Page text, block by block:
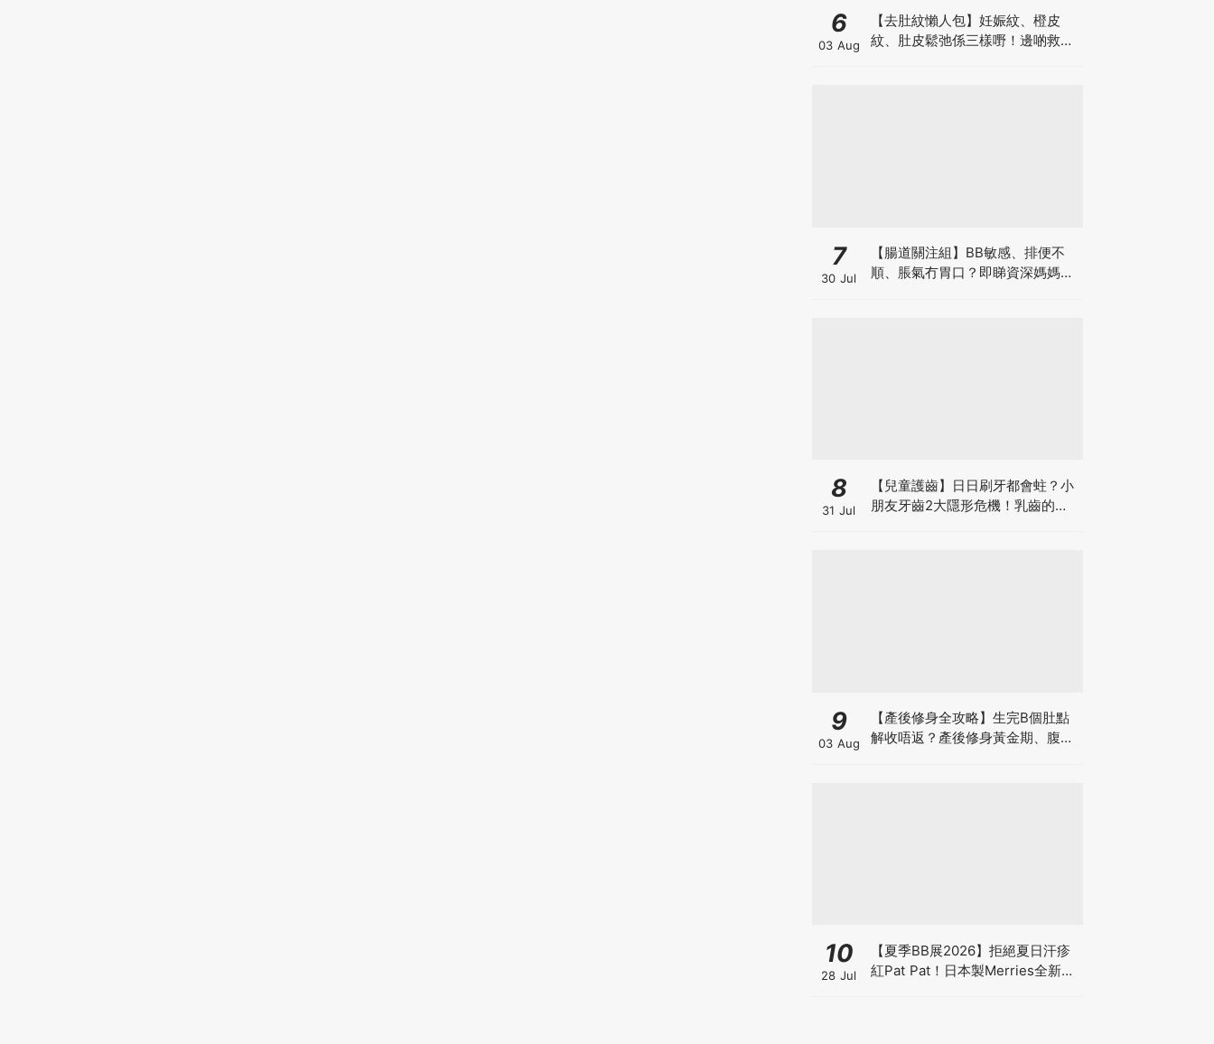
6
03 Aug
【去肚紋懶人包】妊娠紋、橙皮
紋、肚皮鬆弛係三樣嘢！邊啲救得
7
30 Jul
【腸道關注組】BB敏感、排便不
順、脹氣冇胃口？即睇資深媽媽分
8
31 Jul
【兒童護齒】日日刷牙都會蛀？小
朋友牙齒2大隱形危機！乳齒的琺
9
03 Aug
【產後修身全攻略】生完B個肚點
解收唔返？產後修身黃金期、腹直
10
28 Jul
【夏季BB展2026】拒絕夏日汗疹
紅Pat Pat！日本製Merries全新超